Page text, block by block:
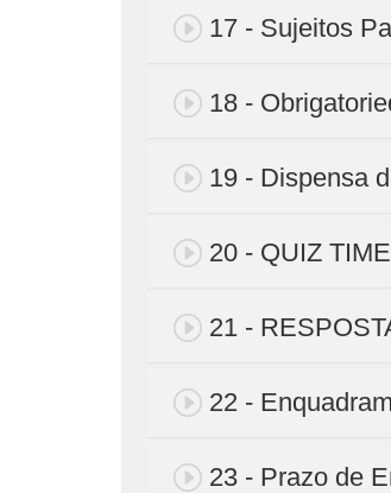
17 - Sujeitos
18 -
19 - Dispensa
20 - QUIZ TIME
21 -
22 -
23 - Prazo de